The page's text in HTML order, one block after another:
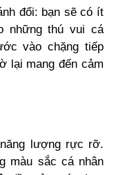
đổi: bạn sẽ có ít
những thú vui cá
vào chặng tiếp
lại mang đến cảm
lượng rực rỡ.
màu sắc cá nhân